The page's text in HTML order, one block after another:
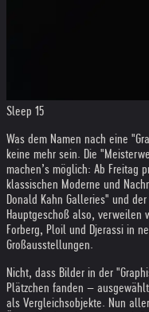
Sleep 15
Was dem Namen nach eine
keine mehr sein. Die
machen’s möglich: Ab Freitag
klassischen Moderne und
Donald Kahn Galleries" und
Hauptgeschoß also, verweilen
Forberg, Ploil und Djerassi in
Großausstellungen.
Nicht, dass Bilder in der
Plätzchen fanden –
als Vergleichsobjekte. Nun